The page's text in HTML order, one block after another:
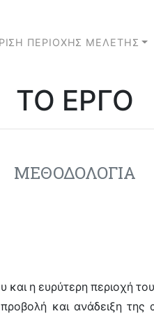
ΠΕΡΙΟΧΗΣ ΜΕΛΕΤΗΣ
ΤΟ ΕΡΓΟ
ΜΕΘΟΔΟΛΟΓΙΑ
και η ευρύτερη περιοχή
και ανάδειξη της